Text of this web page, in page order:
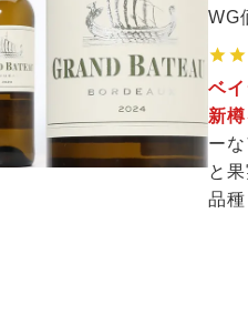
WG
ベ
新
ー
と
品